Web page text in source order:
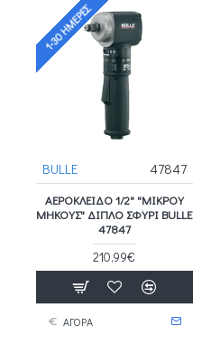
1-30 ΗΜΈΡΕΣ
BULLE 47847
ΑΕΡΌΚΛΕΙΔΟ 1/2" "ΜΙΚΡΟΎ
ΜΉΚΟΥΣ" ΔΙΠΛΌ ΣΦΥΡΊ BULLE
47847
210,99€
ΑΓΟΡΑ